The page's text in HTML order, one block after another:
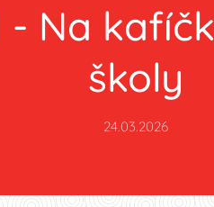
- Na
školy
24.03.2026